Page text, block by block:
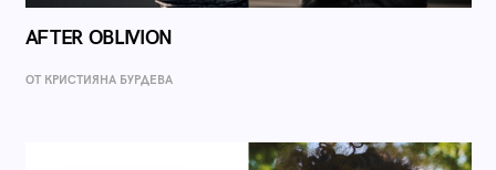
AFTER OBLIVION
ОТ КРИСТИЯНА БУРДЕВА